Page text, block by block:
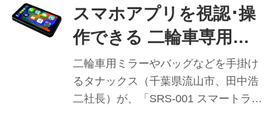
650ccモデルへの搭載を皮切りに、順
次採用車種を拡大していくという。
スマホアプリを視認･操
作できる 二輪車専用ス
マートライドモニター
AIO-5 Lite タナックス
から発売
二輪車用ミラーやバッグなどを手掛け
るタナックス（千葉県流山市、田中浩
二社長）が、「SRS-001 スマートライ